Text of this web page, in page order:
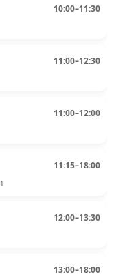
10:00–11:30
11:00–12:30
11:00–12:00
11:15–18:00
12:00–13:30
13:00–18:00